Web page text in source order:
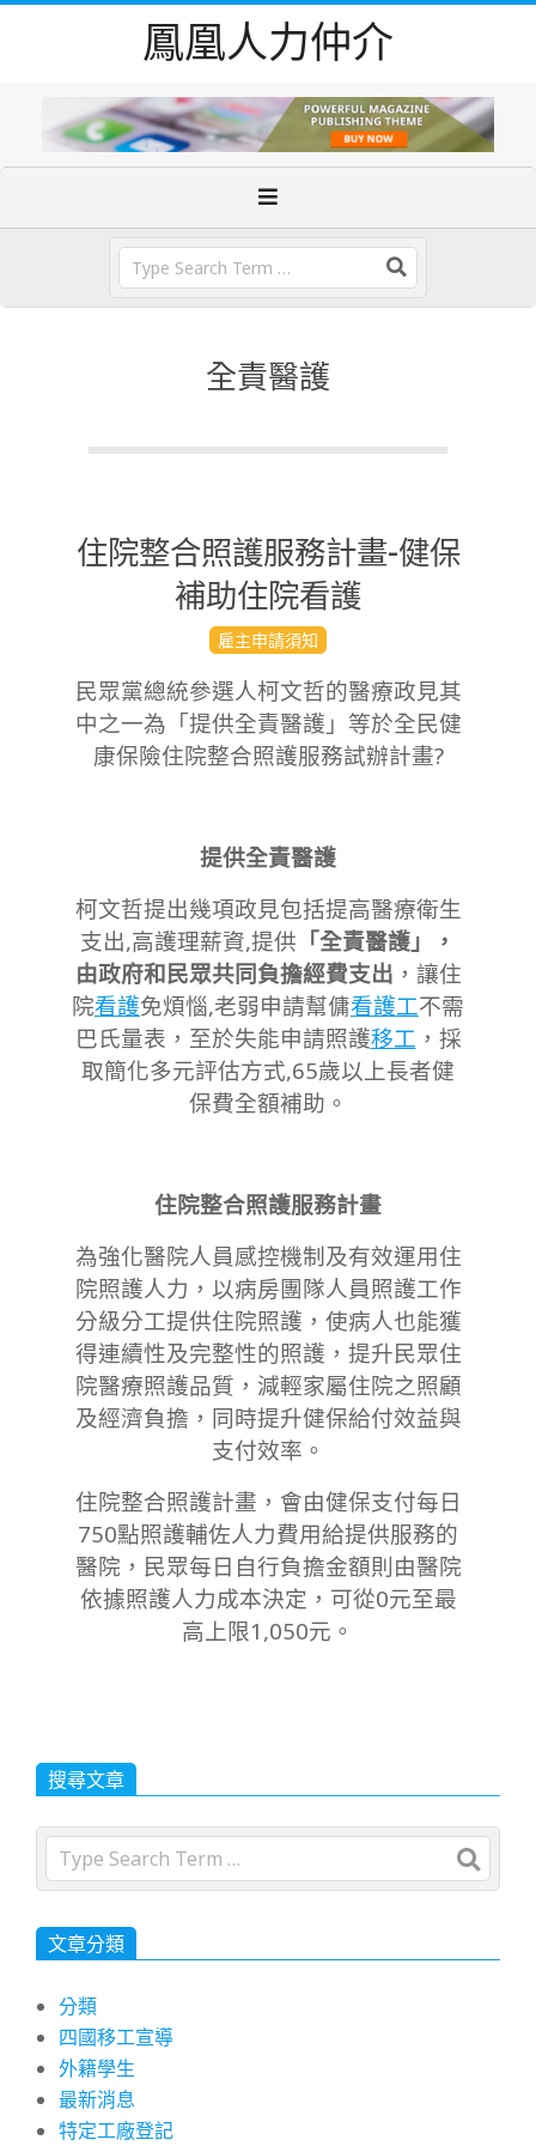
鳳凰人力仲介
全責醫護
住院整合照護服務計畫-健保
補助住院看護
09
雇主申請須知
民眾黨總統參選人柯文哲的醫療政見其
中之一為「提供全責醫護」等於全民健
康保險住院整合照護服務試辦計畫?
提供全責醫護
柯文哲提出幾項政見包括提高醫療衛生
支出,高護理薪資,提供 「全責醫護」，
由政府和民眾共同負擔經費支出 ，讓住
院看護免煩惱,老弱申請幫傭看護工不需
巴氏量表，至於失能申請照護移工 ，採
取簡化多元評估方式,65歲以上長者健
保費全額補助。
住院整合照護服務計畫
為強化醫院人員感控機制及有效運用住
院照護人力，以病房團隊人員照護工作
分級分工提供住院照護，使病人也能獲
得連續性及完整性的照護，提升民眾住
院醫療照護品質，減輕家屬住院之照顧
及經濟負擔，同時提升健保給付效益與
支付效率。
住院整合照護計畫，會由健保支付每日
750點照護輔佐人力費用給提供服務的
醫院，民眾每日自行負擔金額則由醫院
依據照護人力成本決定，可從0元至最
高上限1,050元。
搜尋文章
Search
文章分類
分類
四國移工宣導
外籍學生
最新消息
特定工廠登記